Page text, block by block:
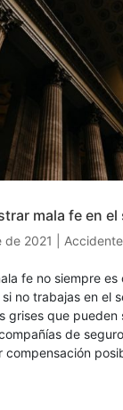
mala fe en el
de 2021
fe no siempre es
no trabajas en el
grises que pueden
de
compensación